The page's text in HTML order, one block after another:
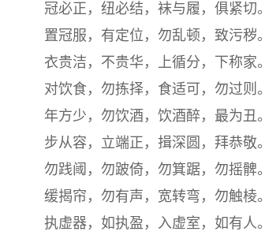
冠必正，纽必结，袜与履，俱紧切。
置冠服，有定位，勿乱顿，致污秽。
衣贵洁，不贵华，上循分，下称家。
对饮食，勿拣择，食适可，勿过则。
年方少，勿饮酒，饮酒醉，最为丑。
步从容，立端正，揖深圆，拜恭敬。
勿践阈，勿跛倚，勿箕踞，勿摇髀。
缓揭帘，勿有声，宽转弯，勿触棱。
执虚器，如执盈，入虚室，如有人。